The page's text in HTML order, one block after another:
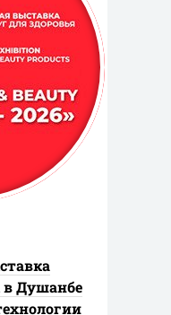
в Душанбе